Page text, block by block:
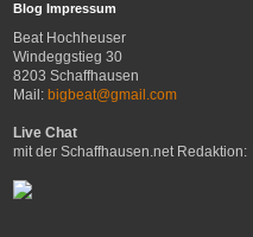
Blog Impressum
Beat Hochheuser
Windeggstieg 30
8203 Schaffhausen
Mail: bigbeat@gmail.com
Live Chat
mit der Schaffhausen.net Redaktion: